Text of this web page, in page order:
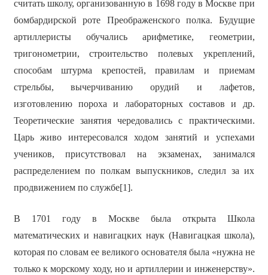
считать школу, организованную в 1698 году в Москве при
бомбардирской роте Преображенского полка. Будущие
артиллеристы обучались арифметике, геометрии,
тригонометрии, строительство полевых укреплений,
способам штурма крепостей, правилам и приемам
стрельбы, вычерчиванию орудий и лафетов,
изготовлению пороха и лабораторных составов и др.
Теоретические занятия чередовались с практическими.
Царь живо интересовался ходом занятий и успехами
учеников, присутствовал на экзаменах, занимался
распределением по полкам выпускников, следил за их
продвижением по службе[1].
В 1701 году в Москве была открыта Школа
математических и навигацких наук (Навигацкая школа),
которая по словам ее великого основателя была «нужна не
только к морскому ходу, но и артиллерии и инженерству».